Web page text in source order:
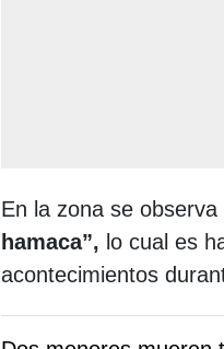
En la zona se
hamaca”, ​​​​​​lo cual es
acontecimientos